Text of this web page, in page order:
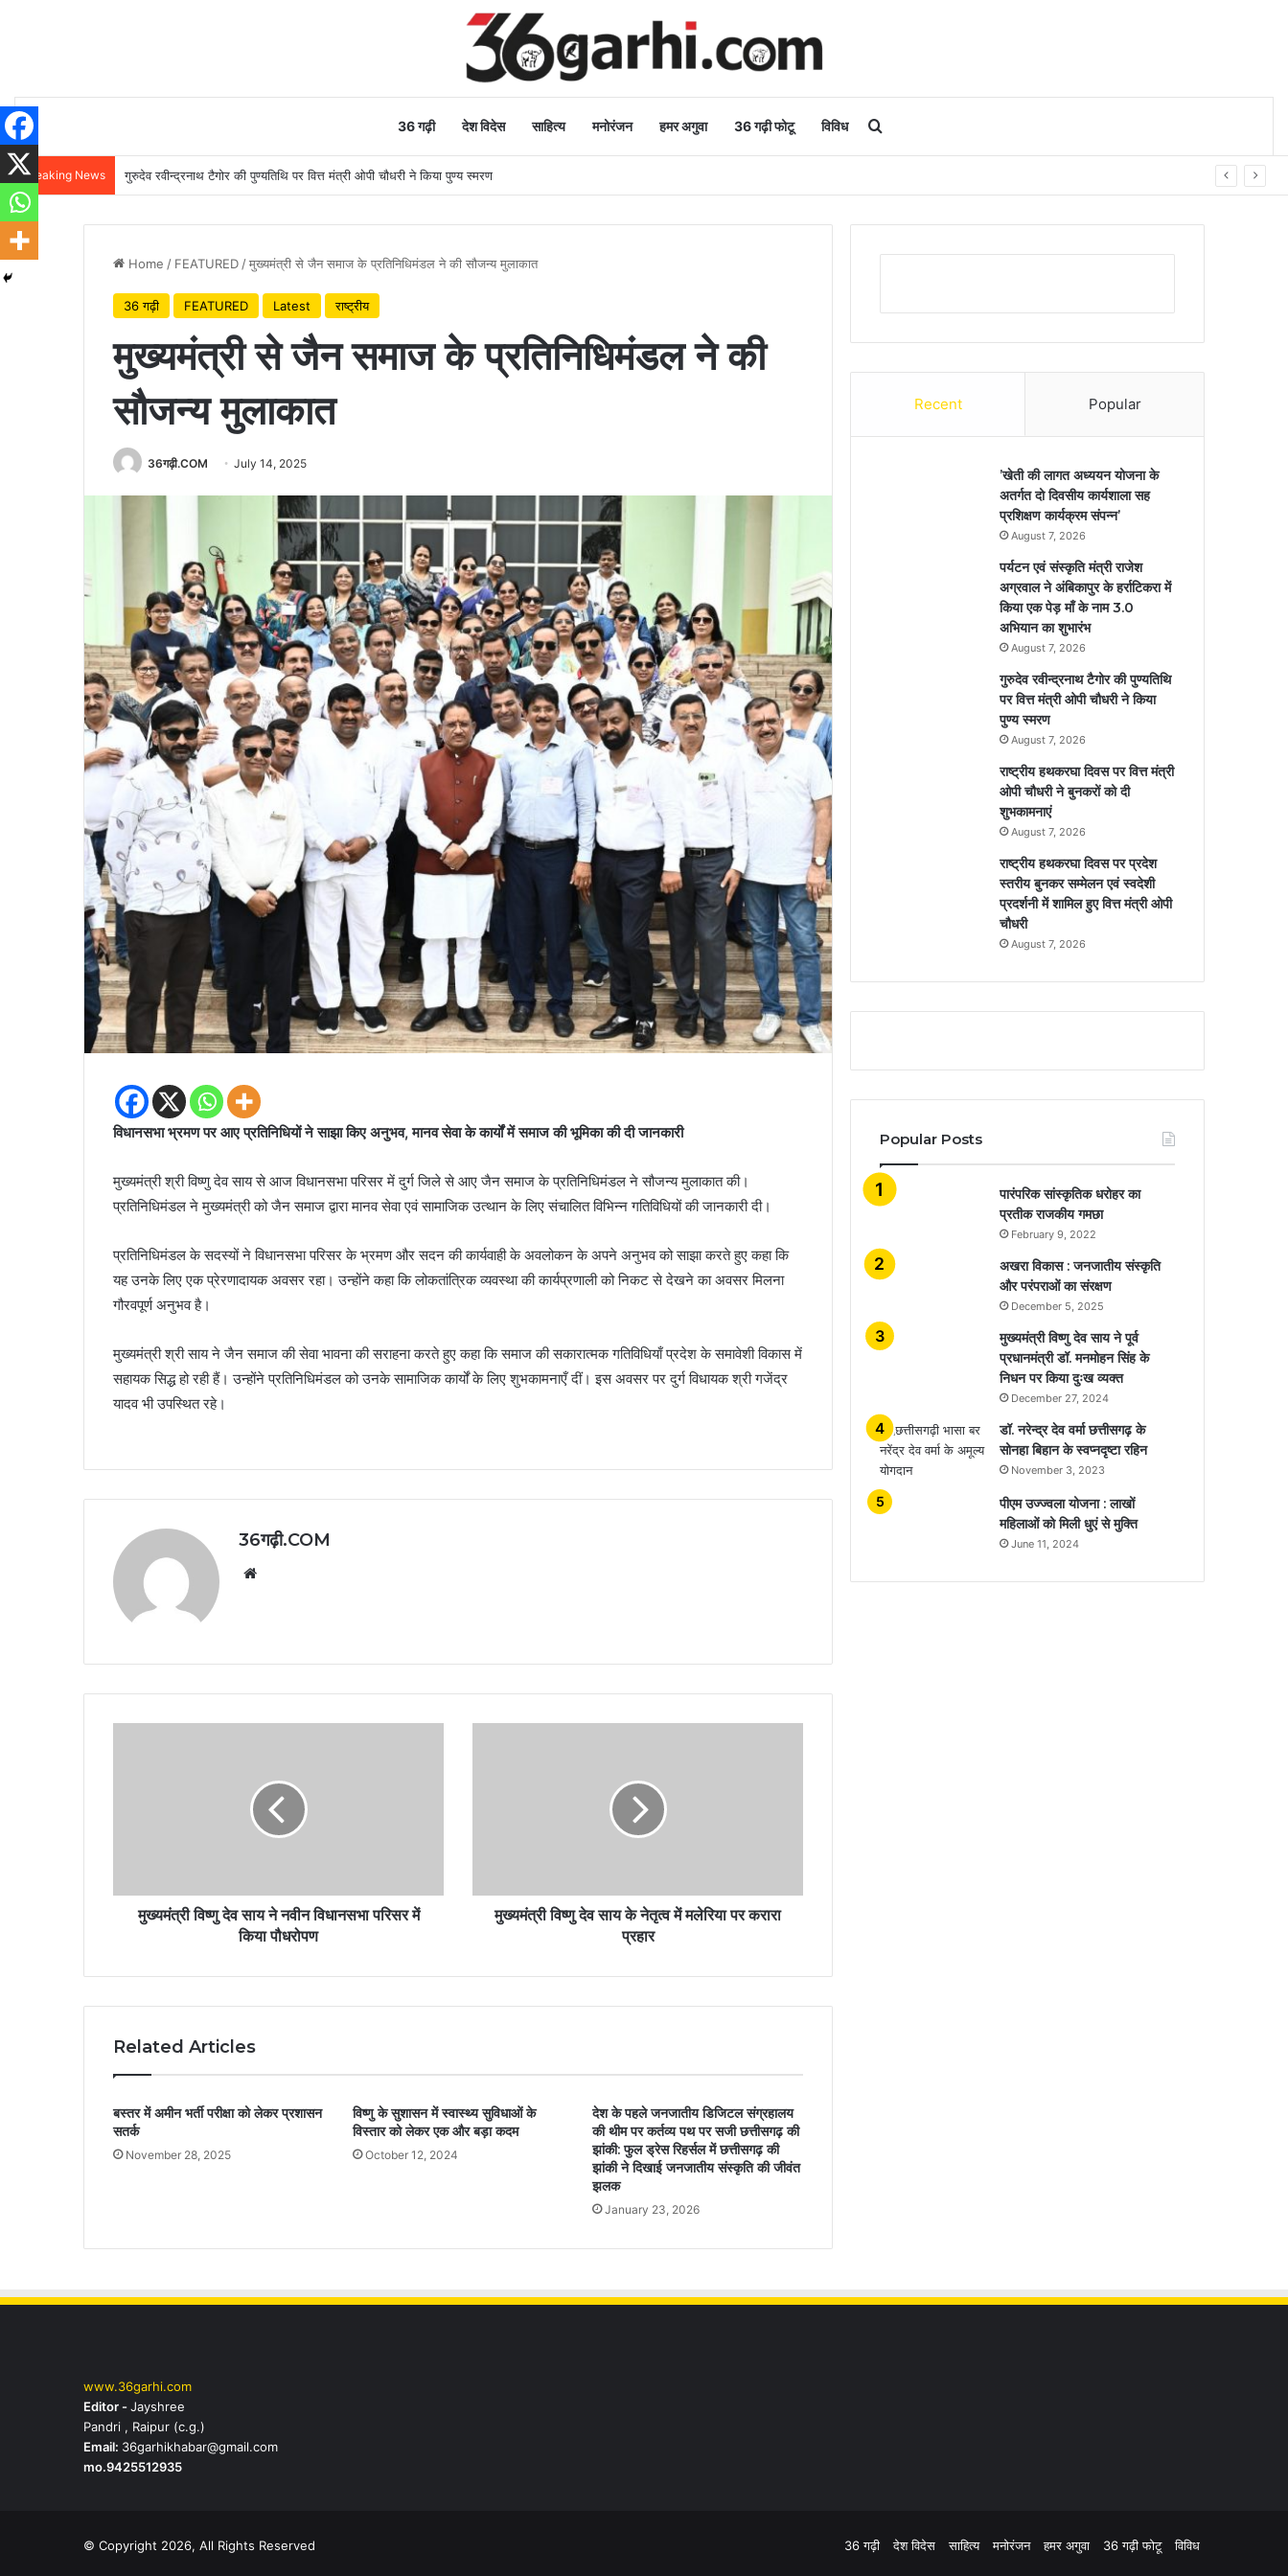
36 गढ़ी देश विदेस साहित्य मनोरंजन हमर अगुवा 36 गढ़ी फोटू विविध
Breaking News गुरुदेव रवीन्द्रनाथ टैगोर की पुण्यतिथि पर वित्त मंत्री ओपी चौधरी ने किया पुण्य स्मरण
Home / FEATURED /मुख्यमंत्री से जैन समाज के प्रतिनिधिमंडल ने की सौजन्य मुलाकात
36 गढ़ी FEATURED Latest राष्ट्रीय
मुख्यमंत्री से जैन समाज के प्रतिनिधिमंडल ने की
सौजन्य मुलाकात
36गढ़ी.COM July 14, 2025
विधानसभा भ्रमण पर आए प्रतिनिधियों ने साझा किए अनुभव, मानव सेवा के कार्यों में समाज की भूमिका की दी जानकारी
मुख्यमंत्री श्री विष्णु देव साय से आज विधानसभा परिसर में दुर्ग जिले से आए जैन समाज के प्रतिनिधिमंडल ने सौजन्य मुलाकात की।
प्रतिनिधिमंडल ने मुख्यमंत्री को जैन समाज द्वारा मानव सेवा एवं सामाजिक उत्थान के लिए संचालित विभिन्न गतिविधियों की जानकारी दी।
प्रतिनिधिमंडल के सदस्यों ने विधानसभा परिसर के भ्रमण और सदन की कार्यवाही के अवलोकन के अपने अनुभव को साझा करते हुए कहा कि
यह उनके लिए एक प्रेरणादायक अवसर रहा। उन्होंने कहा कि लोकतांत्रिक व्यवस्था की कार्यप्रणाली को निकट से देखने का अवसर मिलना
गौरवपूर्ण अनुभव है।
मुख्यमंत्री श्री साय ने जैन समाज की सेवा भावना की सराहना करते हुए कहा कि समाज की सकारात्मक गतिविधियाँ प्रदेश के समावेशी विकास में
सहायक सिद्ध हो रही हैं। उन्होंने प्रतिनिधिमंडल को उनके सामाजिक कार्यों के लिए शुभकामनाएँ दीं। इस अवसर पर दुर्ग विधायक श्री गजेंद्र
यादव भी उपस्थित रहे।
36गढ़ी.COM
मुख्यमंत्री विष्णु देव साय ने नवीन विधानसभा परिसर में
किया पौधरोपण
मुख्यमंत्री विष्णु देव साय के नेतृत्व में मलेरिया पर करारा
प्रहार
Related Articles
बस्तर में अमीन भर्ती परीक्षा को लेकर प्रशासन
सतर्क
November 28, 2025
विष्णु के सुशासन में स्वास्थ्य सुविधाओं के
विस्तार को लेकर एक और बड़ा कदम
October 12, 2024
देश के पहले जनजातीय डिजिटल संग्रहालय
की थीम पर कर्तव्य पथ पर सजी छत्तीसगढ़ की
झांकी: फुल ड्रेस रिहर्सल में छत्तीसगढ़ की
झांकी ने दिखाई जनजातीय संस्कृति की जीवंत
झलक
January 23, 2026
Recent Popular
’खेती की लागत अध्ययन योजना के
अतर्गत दो दिवसीय कार्यशाला सह
प्रशिक्षण कार्यक्रम संपन्न’
August 7, 2026
पर्यटन एवं संस्कृति मंत्री राजेश
अग्रवाल ने अंबिकापुर के हर्राटिकरा में
किया एक पेड़ माँ के नाम 3.0
अभियान का शुभारंभ
August 7, 2026
गुरुदेव रवीन्द्रनाथ टैगोर की पुण्यतिथि
पर वित्त मंत्री ओपी चौधरी ने किया
पुण्य स्मरण
August 7, 2026
राष्ट्रीय हथकरघा दिवस पर वित्त मंत्री
ओपी चौधरी ने बुनकरों को दी
शुभकामनाएं
August 7, 2026
राष्ट्रीय हथकरघा दिवस पर प्रदेश
स्तरीय बुनकर सम्मेलन एवं स्वदेशी
प्रदर्शनी में शामिल हुए वित्त मंत्री ओपी
चौधरी
August 7, 2026
Popular Posts
​​​​​​​पारंपरिक सांस्कृतिक धरोहर का
प्रतीक राजकीय गमछा
February 9, 2022
अखरा विकास : जनजातीय संस्कृति
और परंपराओं का संरक्षण
December 5, 2025
मुख्यमंत्री विष्णु देव साय ने पूर्व
प्रधानमंत्री डॉ. मनमोहन सिंह के
निधन पर किया दुःख व्यक्त
December 27, 2024
डॉ. नरेन्द्र देव वर्मा छत्तीसगढ़ के
सोनहा बिहान के स्वप्नदृष्टा रहिन
November 3, 2023
पीएम उज्ज्वला योजना : लाखों
महिलाओं को मिली धुएं से मुक्ति
June 11, 2024
www.36garhi.com
Editor -Jayshree
Pandri , Raipur (c.g.)
Email: 36garhikhabar@gmail.com
mo.9425512935
© Copyright 2026, All Rights Reserved 36 गढ़ी देश विदेस साहित्य मनोरंजन हमर अगुवा 36 गढ़ी फोटू विविध